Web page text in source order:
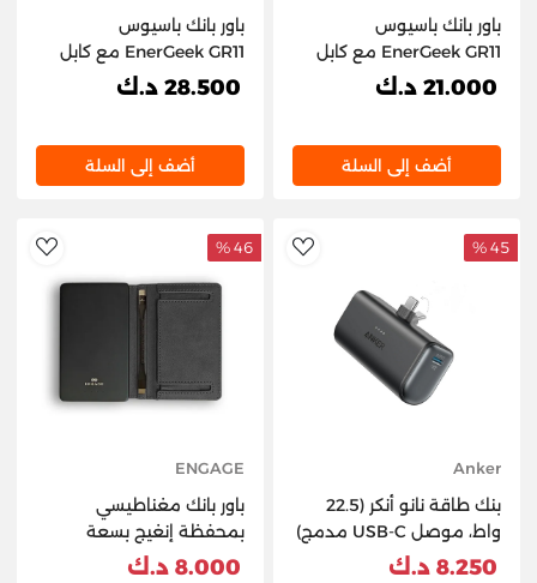
باور بانك باسيوس
EnerGeek GR11 مع كابل
21.000 د.ك
أضف إلى السلة
باور بانك باسيوس
EnerGeek GR11 مع كابل
28.500 د.ك
أضف إلى السلة
AddToWishlist
45 %
Anker
بنك طاقة نانو أنكر (22.5
واط، موصل USB-C مدمج)
5000 مللي أمبير/ساعة -8.250 د.ك
46 %
ENGAGE
باور بانك مغناطيسي
بمحفظة إنغيج بسعة
5000 مللي أمبير/ساعة8.000 د.ك